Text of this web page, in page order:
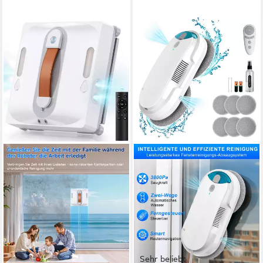
Sehr beliebt